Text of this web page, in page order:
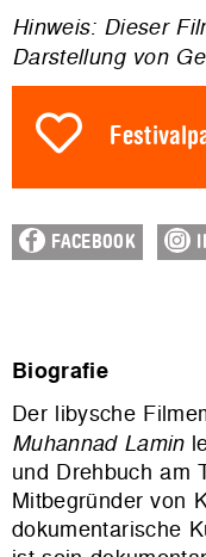
Hinweis: Dieser
Darstellung von
FACEBOOK
Biografie
Der libysche
Muhannad Lamin
und Drehbuch am
Mitbegründer von
dokumentarische